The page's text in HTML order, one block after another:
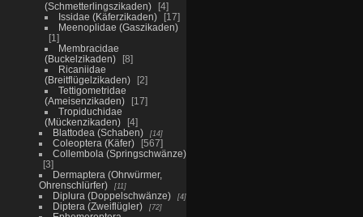
(Schmetterlingszikaden)
4
Issidae (Käferzikaden)
17
Meenoplidae (Gaszikaden)
1
Membracidae
(Buckelzikaden)
8
Ricaniidae
(Breitflügelzikaden)
2
Tettigometridae
(Ameisenzikaden)
17
Tropiduchidae
(Mückenzikaden)
4
Blattodea (Schaben)
14
Coleoptera (Käfer)
567
Collembola (Springschwänze)
3
Dermaptera (Ohrwürmer,
Ohrenschlürfer)
11
Diplura (Doppelschwänze) 4
Diptera (Zweiflügler) 72